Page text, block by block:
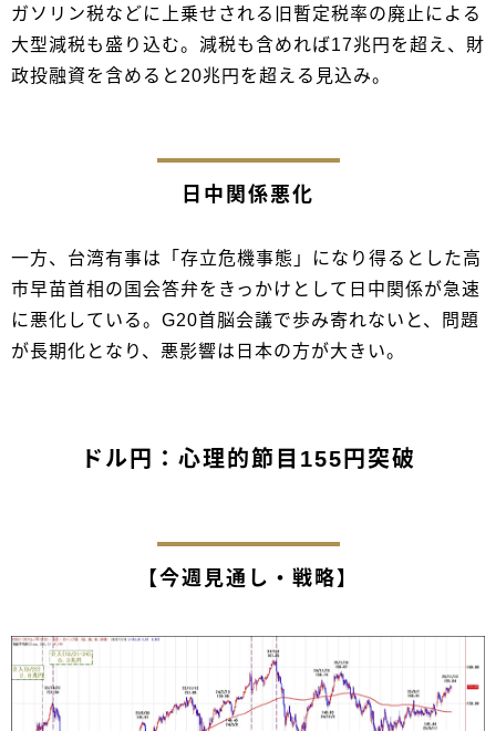
ガソリン税などに上乗せされる旧暫定税率の廃止による
大型減税も盛り込む。減税も含めれば17兆円を超え、財
政投融資を含めると20兆円を超える見込み。
日中関係悪化
一方、台湾有事は「存立危機事態」になり得るとした高
市早苗首相の国会答弁をきっかけとして日中関係が急速
に悪化している。G20首脳会議で歩み寄れないと、問題
が長期化となり、悪影響は日本の方が大きい。
ドル円：心理的節目155円突破
【今週見通し・戦略】